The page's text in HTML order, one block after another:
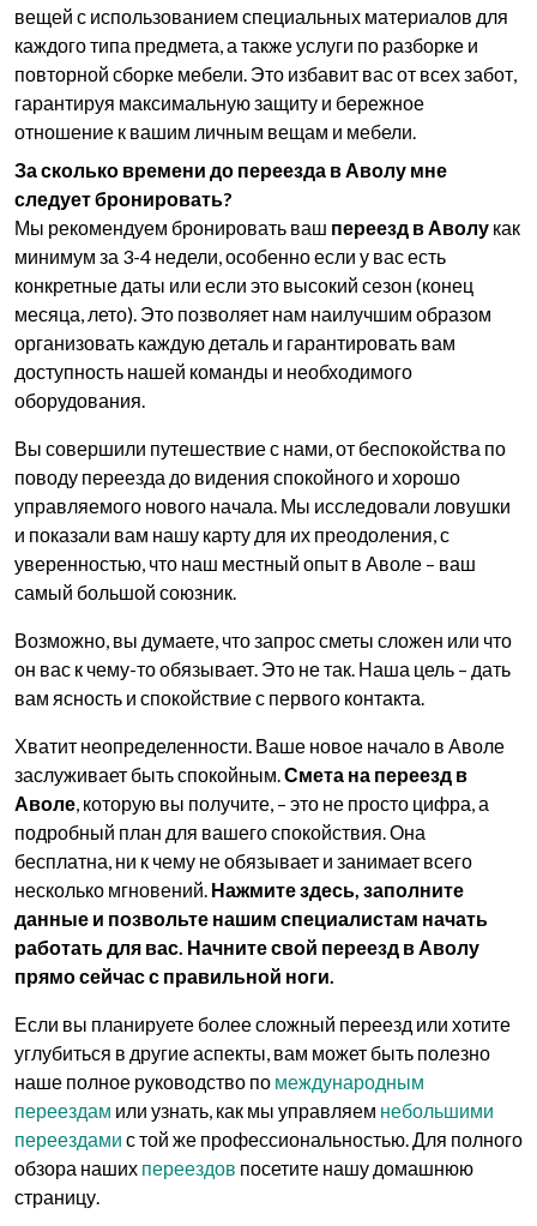
вещей с использованием специальных материалов для
каждого типа предмета, а также услуги по разборке и
повторной сборке мебели. Это избавит вас от всех забот,
гарантируя максимальную защиту и бережное
отношение к вашим личным вещам и мебели.
За сколько времени до переезда в Аволу мне
следует бронировать?
Мы рекомендуем бронировать ваш переезд в Аволу как
минимум за 3-4 недели, особенно если у вас есть
конкретные даты или если это высокий сезон (конец
месяца, лето). Это позволяет нам наилучшим образом
организовать каждую деталь и гарантировать вам
доступность нашей команды и необходимого
оборудования.
Вы совершили путешествие с нами, от беспокойства по
поводу переезда до видения спокойного и хорошо
управляемого нового начала. Мы исследовали ловушки
и показали вам нашу карту для их преодоления, с
уверенностью, что наш местный опыт в Аволе – ваш
самый большой союзник.
Возможно, вы думаете, что запрос сметы сложен или что
он вас к чему-то обязывает. Это не так. Наша цель – дать
вам ясность и спокойствие с первого контакта.
Хватит неопределенности. Ваше новое начало в Аволе
заслуживает быть спокойным.Смета на переезд в
Аволе, которую вы получите, – это не просто цифра, а
подробный план для вашего спокойствия. Она
бесплатна, ни к чему не обязывает и занимает всего
несколько мгновений. Нажмите здесь, заполните
данные и позвольте нашим специалистам начать
работать для вас. Начните свой переезд в Аволу
прямо сейчас с правильной ноги.
Если вы планируете более сложный переезд или хотите
углубиться в другие аспекты, вам может быть полезно
наше полное руководство по международным
переездам или узнать, как мы управляем небольшими
переездами с той же профессиональностью. Для полного
обзора наших переездов посетите нашу домашнюю
страницу.